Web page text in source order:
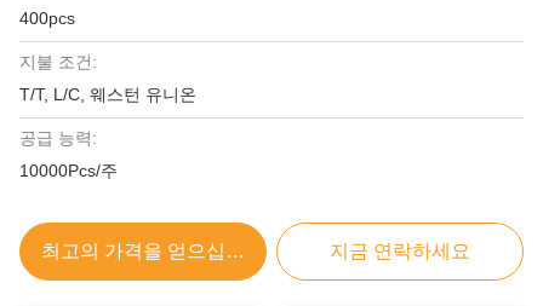
400pcs
지불 조건:
T/T, L/C, 웨스턴 유니온
공급 능력:
10000Pcs/주
최고의 가격을 얻으십시오 지금 연락하세요